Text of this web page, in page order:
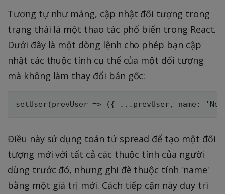
Tương tự như mảng, cập nhật đối tượng trong
trạng thái là một thao tác phổ biến trong React.
Dưới đây là một dòng lệnh cho phép bạn cập
nhật các thuộc tính cụ thể của một đối tượng
mà không làm thay đổi bản gốc:
Điều này sử dụng toán tử spread để tạo một đối
tượng mới với tất cả các thuộc tính của người
dùng trước đó, nhưng ghi đè thuộc tính 'name'
bằng một giá trị mới. Cách tiếp cận này duy trì